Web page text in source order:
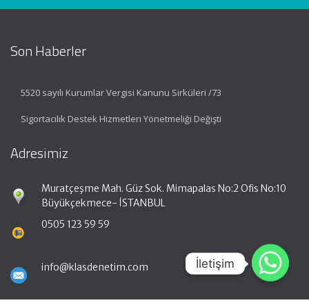
Son Haberler
5520 sayılı Kurumlar Vergisi Kanunu Sirküleri /73
Sigortacılık Destek Hizmetleri Yönetmeliği Değişti
Adresimiz
Muratçeşme Mah. Güz Sok. Mimapalas No:2 Ofis No:10
Büyükçekmece- İSTANBUL
0505 123 59 59
info@klasdenetim.com İletişim
İletişim